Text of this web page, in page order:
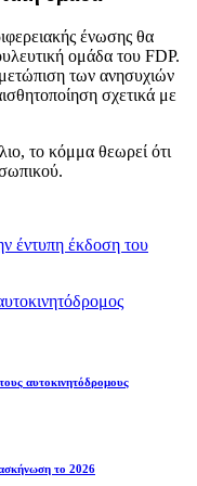
ένωσης θα
ομάδα του FDP.
των ανησυχιών
σχετικά με
το κόμμα θεωρεί ότι
αυτοκινητόδρομους
το 2026